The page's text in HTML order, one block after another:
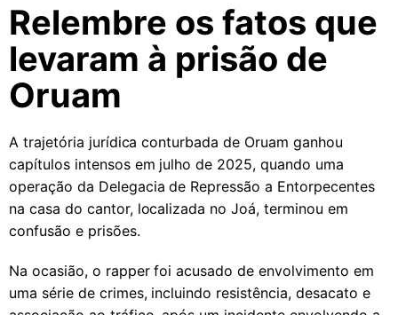
Relembre os fatos que
levaram à prisão de
Oruam
A trajetória jurídica conturbada de Oruam ganhou
capítulos intensos em julho de 2025, quando uma
operação da Delegacia de Repressão a Entorpecentes
na casa do cantor, localizada no Joá, terminou em
confusão e prisões.
Na ocasião, o rapper foi acusado de envolvimento em
uma série de crimes, incluindo resistência, desacato e